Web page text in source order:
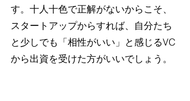
す。十人十色で正解がないからこそ、
スタートアップからすれば、自分たち
と少しでも「相性がいい」と感じるVC
から出資を受けた方がいいでしょう。